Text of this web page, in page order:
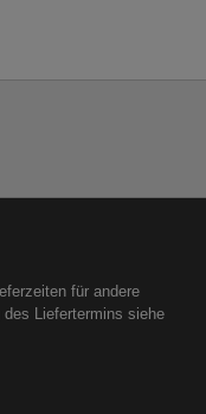
für andere
des Liefertermins siehe